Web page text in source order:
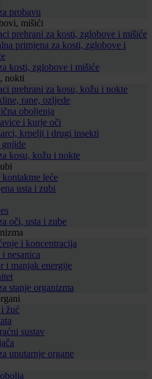
probavu
mišići
prehrani za kosti, zglobove i mišiće
primjena za kosti, zglobove i
kosti, zglobove i mišiće
nokti
prehrani za kosu, kožu i nokte
rane, ozljede
oboljenja
i kurje oči
krpelji i drugi insekti
kosu, kožu i nokte
leće
usta i zubi
oči, usta i zube
i koncentracija
i nesanica
i manjak energije
stanje organizma
i žuć
sustav
unutarnje organe